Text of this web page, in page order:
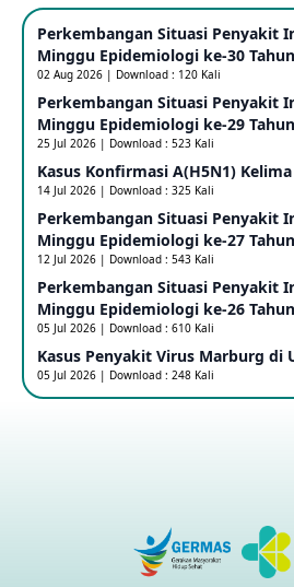
Mpox Clade 1b di Taiwan
25 May 2026
Update Informasi PHEIC
23
Penetapan Outbreak Penyakit
Uganda Sebagai PHEIC
Outbreak Penyakti Ebola di RD
16 May
Kasus Konfirmasi A(H5NN6) di
Penyakit virus Hanta di Kapal
Perkembangan Situasi Penyakit
Minggu Epidemiologi ke-30
02 Aug 2026 | Download : 120 Kali
Perkembangan Situasi Penyakit
Minggu Epidemiologi ke-29
25 Jul 2026 | Download : 523 Kali
Kasus Konfirmasi A(H5N1)
14 Jul 2026 | Download : 325 Kali
Perkembangan Situasi Penyakit
Minggu Epidemiologi ke-27
12 Jul 2026 | Download : 543 Kali
Perkembangan Situasi Penyakit
Minggu Epidemiologi ke-26
05 Jul 2026 | Download : 610 Kali
Kasus Penyakit Virus Marburg di
05 Jul 2026 | Download : 248 Kali